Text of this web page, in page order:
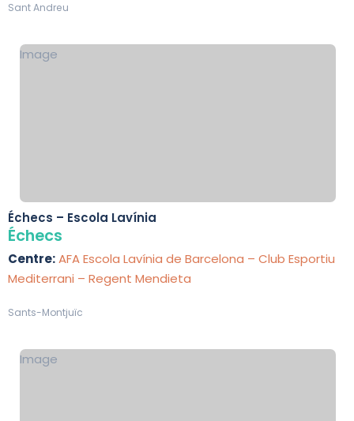
Sant Andreu
Image
Échecs – Escola Lavínia
Échecs
Centre:AFA Escola Lavínia de Barcelona – Club Esportiu
Mediterrani – Regent Mendieta
Sants-Montjuïc
Image